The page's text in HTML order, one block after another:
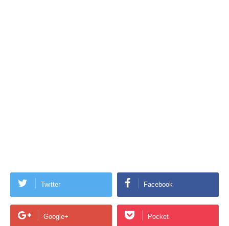
Twitter Facebook
Google+ Pocket